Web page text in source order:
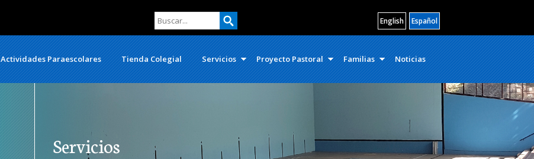
Español
English
Actividades Paraescolares Tienda Colegial Servicios Proyecto Pastoral Familias Noticias
Servicios